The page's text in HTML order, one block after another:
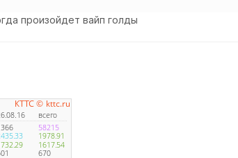
произойдет вайп голды